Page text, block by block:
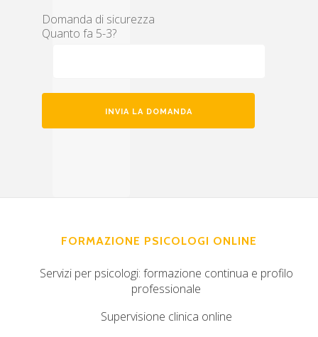
Domanda di sicurezza
Quanto fa 5-3?
FORMAZIONE PSICOLOGI ONLINE
Servizi per psicologi: formazione continua e profilo
professionale
Supervisione clinica online